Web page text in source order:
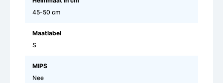
45-50 cm
Maatlabel
S
MIPS
Nee